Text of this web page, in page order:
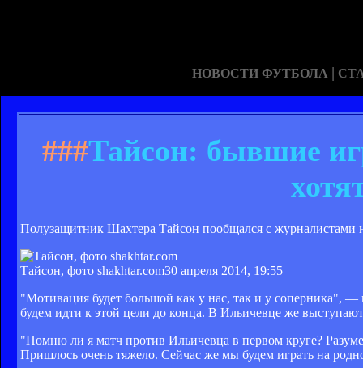
НОВОСТИ ФУТБОЛА |
###Тайсон: бывшие
Полузащитник Шахтера Тайсон пообщался с журналистами
Тайсон, фото shakhtar.com30 апреля 2014, 19:55
"Мотивация будет большой как у нас, так и у соперника",
будем идти к этой цели до конца. В Ильичевце же
"Помню ли я матч против Ильичевца в первом круге?
Пришлось очень тяжело. Сейчас же мы будем играть на